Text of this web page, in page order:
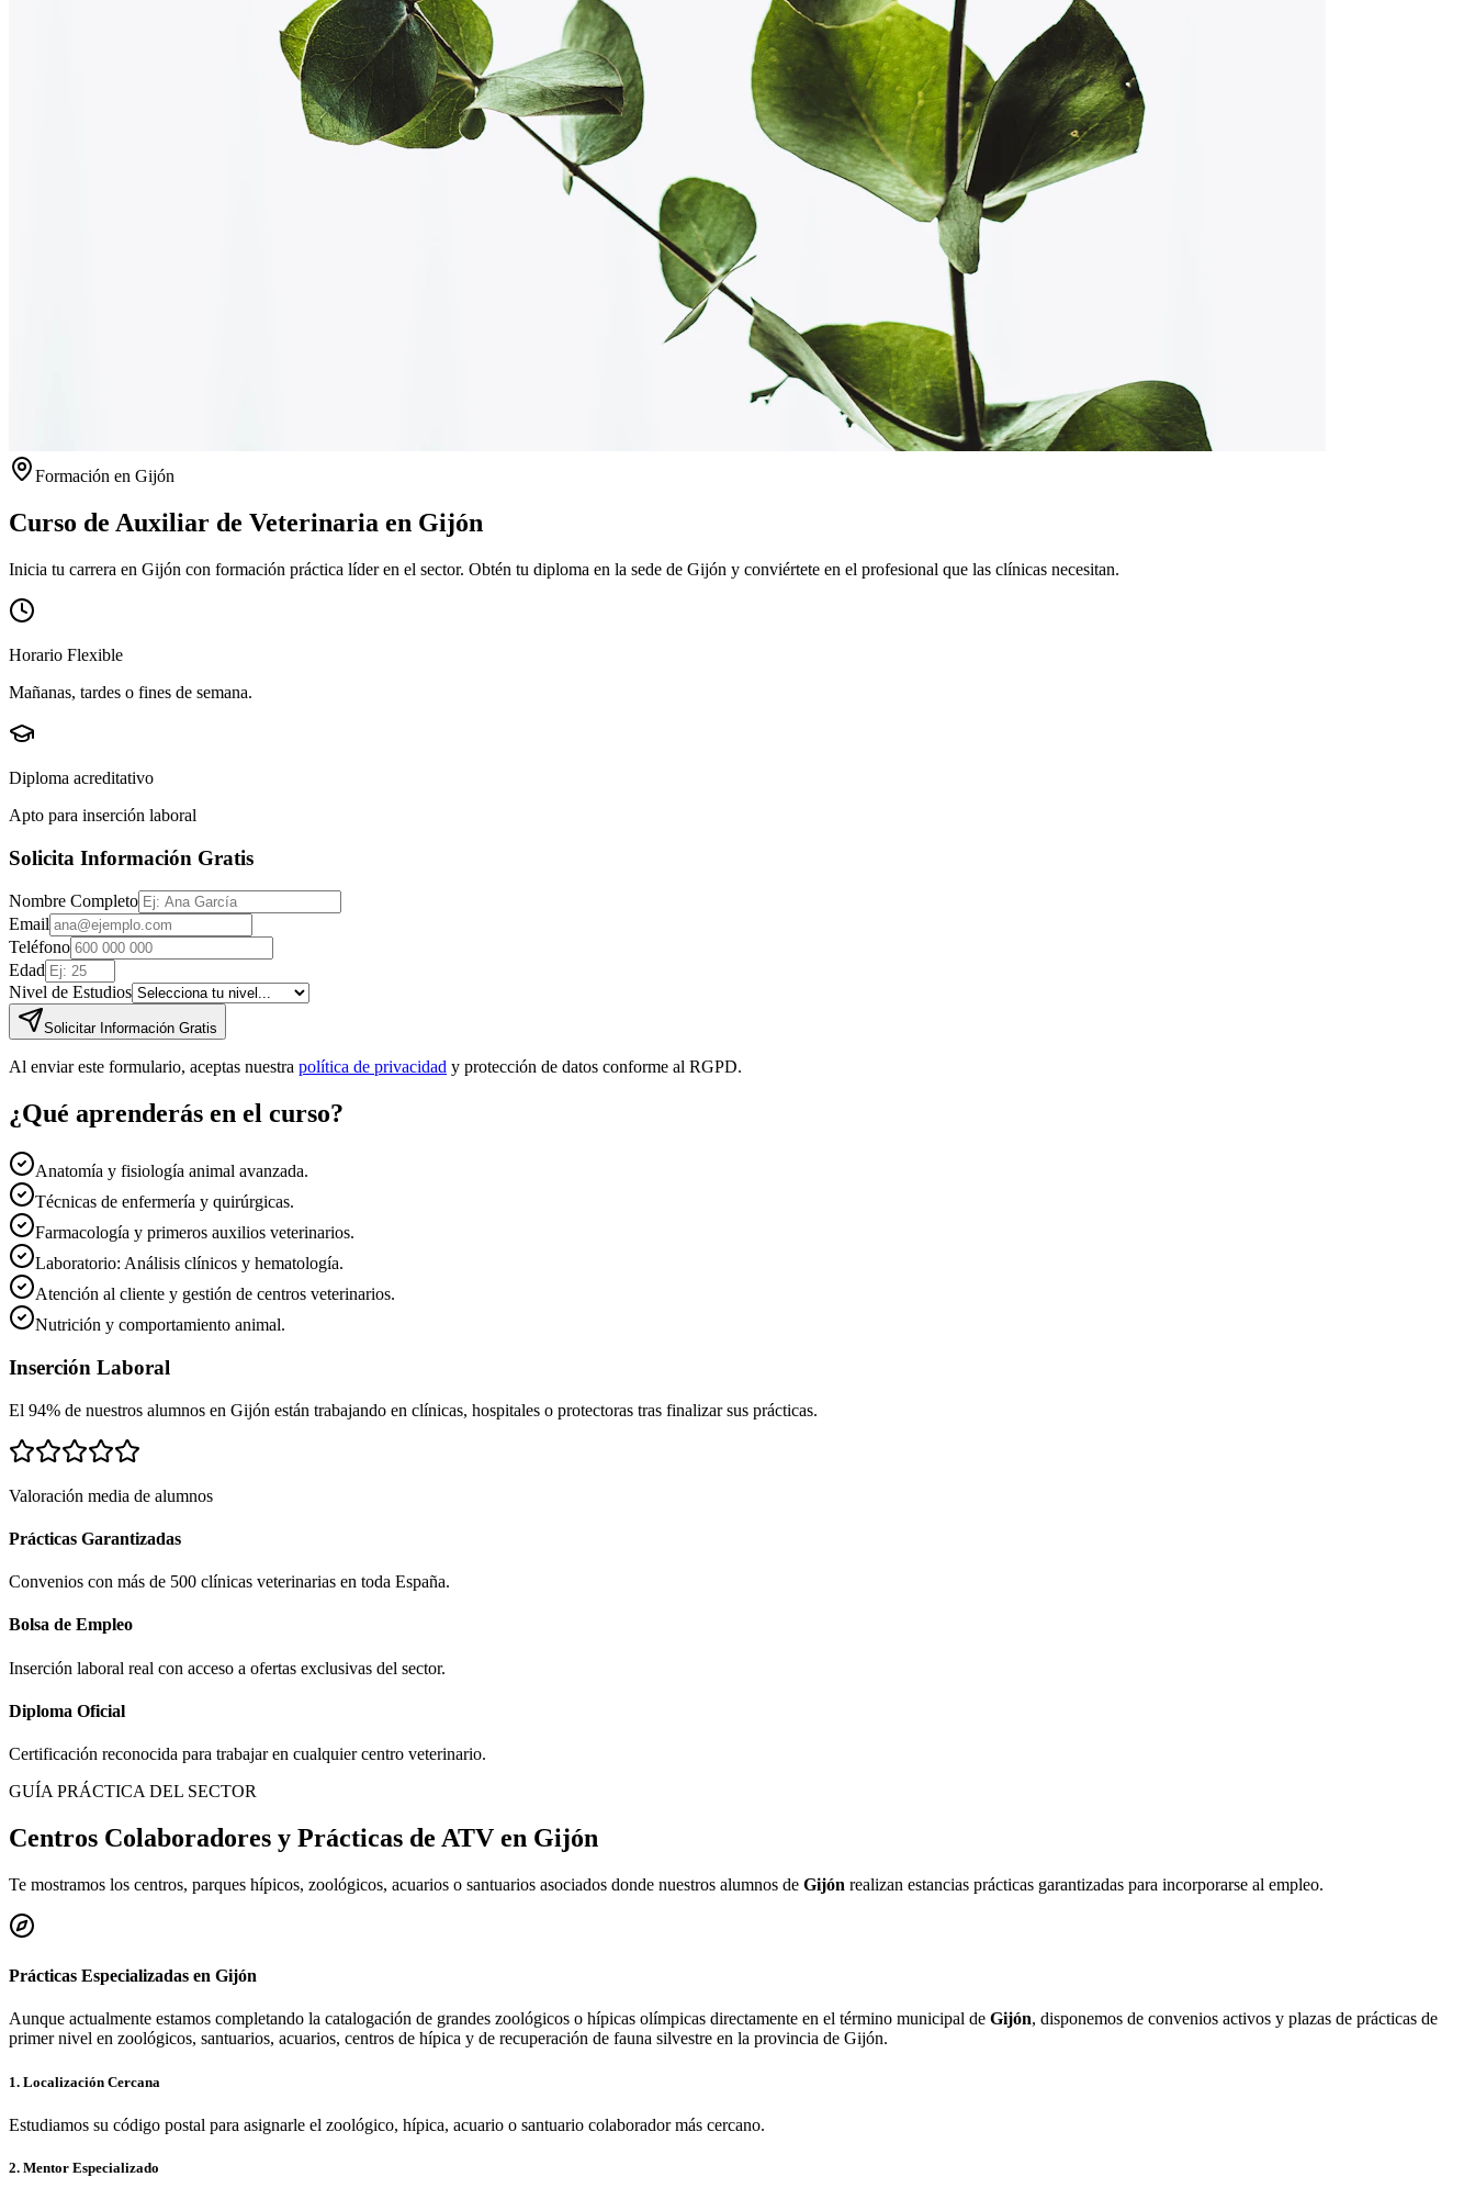
Formación en Gijón
Curso de Auxiliar de Veterinaria en Gijón
Inicia tu carrera en Gijón con formación práctica líder en el sector. Obtén tu diploma en la sede de Gijón y conviértete en el profesional que las clínicas necesitan.
Horario Flexible
Mañanas, tardes o fines de semana.
Diploma acreditativo
Apto para inserción laboral
Solicita Información Gratis
Nombre Completo
Email
Teléfono
Edad
Nivel de Estudios
Solicitar Información Gratis
Al enviar este formulario, aceptas nuestra política de privacidad y protección de datos conforme al RGPD.
¿Qué aprenderás en el curso?
Anatomía y fisiología animal avanzada.
Técnicas de enfermería y quirúrgicas.
Farmacología y primeros auxilios veterinarios.
Laboratorio: Análisis clínicos y hematología.
Atención al cliente y gestión de centros veterinarios.
Nutrición y comportamiento animal.
Inserción Laboral
El 94% de nuestros alumnos en Gijón están trabajando en clínicas, hospitales o protectoras tras finalizar sus prácticas.
Valoración media de alumnos
Prácticas Garantizadas
Convenios con más de 500 clínicas veterinarias en toda España.
Bolsa de Empleo
Inserción laboral real con acceso a ofertas exclusivas del sector.
Diploma Oficial
Certificación reconocida para trabajar en cualquier centro veterinario.
GUÍA PRÁCTICA DEL SECTOR
Centros Colaboradores y Prácticas de ATV en Gijón
Te mostramos los centros, parques hípicos, zoológicos, acuarios o santuarios asociados donde nuestros alumnos de Gijón realizan estancias prácticas garantizadas para incorporarse al empleo.
Prácticas Especializadas en Gijón
Aunque actualmente estamos completando la catalogación de grandes zoológicos o hípicas olímpicas directamente en el término municipal de Gijón, disponemos de convenios activos y plazas de prácticas de
primer nivel en zoológicos, santuarios, acuarios, centros de hípica y de recuperación de fauna silvestre en la provincia de Gijón.
1. Localización Cercana
Estudiamos su código postal para asignarle el zoológico, hípica, acuario o santuario colaborador más cercano.
2. Mentor Especializado